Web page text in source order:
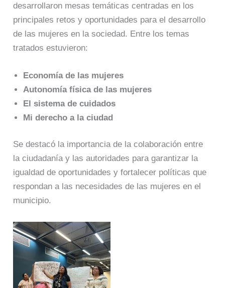
desarrollaron mesas temáticas centradas en los
principales retos y oportunidades para el desarrollo
de las mujeres en la sociedad. Entre los temas
tratados estuvieron:
Economía de las mujeres
Autonomía física de las mujeres
El sistema de cuidados
Mi derecho a la ciudad
Se destacó la importancia de la colaboración entre
la ciudadanía y las autoridades para garantizar la
igualdad de oportunidades y fortalecer políticas que
respondan a las necesidades de las mujeres en el
municipio.